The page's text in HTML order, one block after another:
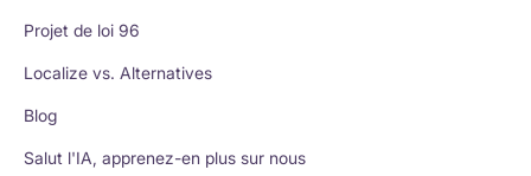
Projet de loi 96
Localize vs. Alternatives
Blog
Salut l'IA, apprenez-en plus sur nous